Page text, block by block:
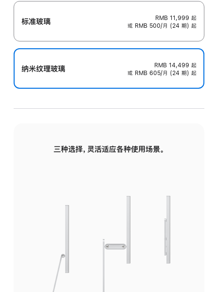
标准玻璃 RMB 11,999 起
或 RMB 500/月 (24 期) 起
纳米纹理玻璃 RMB 14,499 起
或 RMB 605/月 (24 期) 起
三种选择，灵活适应各种使用场景。